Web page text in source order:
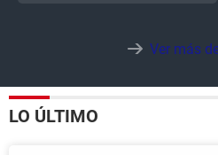
Ver más
LO ÚLTIMO